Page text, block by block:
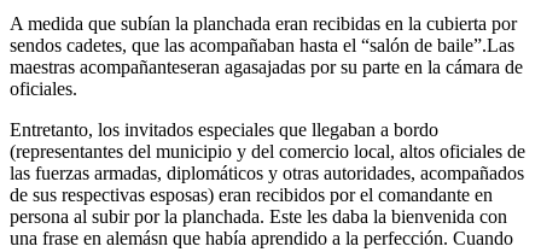
A medida que subían la planchada eran recibidas en la cubierta por
sendos cadetes, que las acompañaban hasta el
salón de baile .Las
maestras acompañanteseran agasajadas por su parte en la cámara de
oficiales.
Entretanto, los invitados especiales que llegaban a bordo
(representantes del municipio y del comercio local, altos oficiales de
las fuerzas armadas, diplomáticos y otras autoridades, acompañados
de sus respectivas esposas) eran recibidos por el comandante en
persona al subir por la planchada. Este les daba la bienvenida con
una frase en alemásn que había aprendido a la perfección. Cuando